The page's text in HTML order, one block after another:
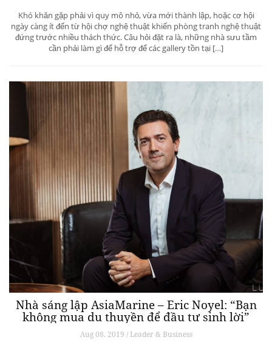
Khó khăn gặp phải vì quy mô nhỏ, vừa mới thành lập, hoặc cơ hội
ngày càng ít đến từ hội chợ nghệ thuật khiến phòng tranh nghệ thuật
đứng trước nhiều thách thức. Câu hỏi đặt ra là, những nhà sưu tầm
cần phải làm gì để hỗ trợ để các gallery tồn tại […]
Nhà sáng lập AsiaMarine – Eric Noyel: “Bạn
không mua du thuyền để đầu tư sinh lời”
Aug 08, 2019 / Leader & Business